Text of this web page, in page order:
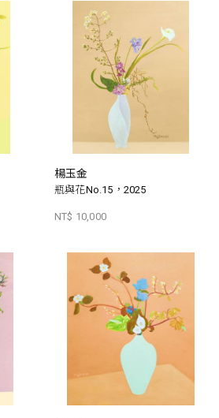
楊玉金
瓶與花No.15，2025
NT$ 10,000